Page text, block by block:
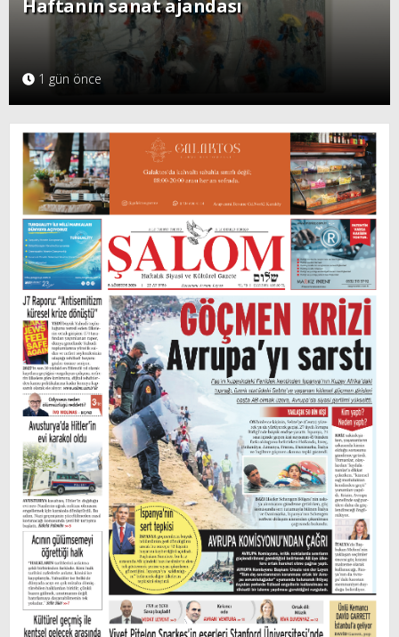
Haftanın sanat ajandası
1 gün önce